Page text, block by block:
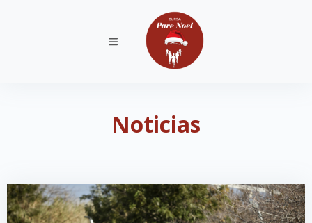
Noticias